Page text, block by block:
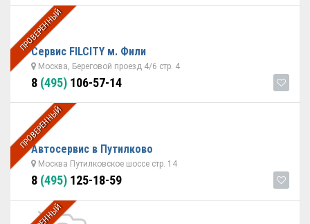
ПРОВЕРЕННЫЙ
Сервис FILCITY м. Фили
Москва, Береговой проезд 4/6 стр. 4
8 (495) 106-57-14
ПРОВЕРЕННЫЙ
Автосервис в Путилково
Москва Путилковское шоссе стр. 14
8 (495) 125-18-59